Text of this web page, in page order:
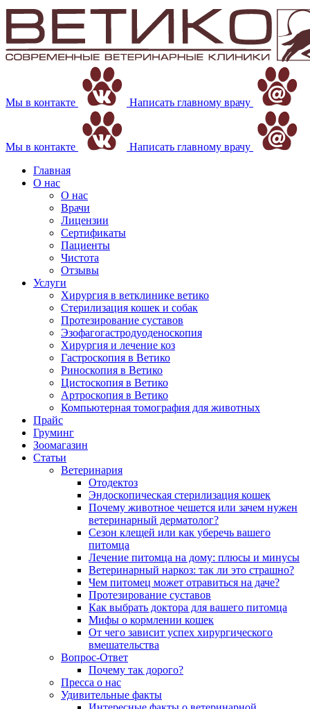
Мы в контакте Написать главному врачу
Мы в контакте
Написать главному врачу
Главная
О нас
О нас
Врачи
Лицензии
Сертификаты
Пациенты
Чистота
Отзывы
Услуги
Хирургия в ветклинике ветико
Стерилизация кошек и собак
Протезирование суставов
Эзофагогастродуоденоскопия
Хирургия и лечение коз
Гастроскопия в Ветико
Риноскопия в Ветико
Цистоскопия в Ветико
Артроскопия в Ветико
Компьютерная томография для животных
Прайс
Груминг
Зоомагазин
Статьи
Ветеринария
Отодектоз
Эндоскопическая стерилизация кошек
Почему животное чешется или зачем нужен
ветеринарный дерматолог?
Сезон клещей или как уберечь вашего
питомца
Лечение питомца на дому: плюсы и минусы
Ветеринарный наркоз: так ли это страшно?
Чем питомец может отравиться на даче?
Протезирование суставов
Как выбрать доктора для вашего питомца
Мифы о кормлении кошек
От чего зависит успех хирургического
вмешательства
Вопрос-Ответ
Почему так дорого?
Пресса о нас
Удивительные факты